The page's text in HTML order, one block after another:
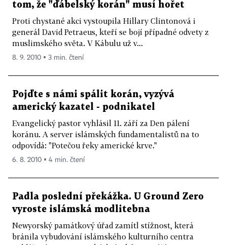
tom, že "ďábelský korán" musí hořet
Proti chystané akci vystoupila Hillary Clintonová i
generál David Petraeus, kteří se bojí případné odvety z
muslimského světa. V Kábulu už v...
8. 9. 2010 ▪ 3 min. čtení
Pojďte s námi spálit korán, vyzývá
americký kazatel - podnikatel
Evangelický pastor vyhlásil 11. září za Den pálení
koránu. A server islámských fundamentalistů na to
odpovídá: "Potečou řeky americké krve."
6. 8. 2010 ▪ 4 min. čtení
Padla poslední překážka. U Ground Zero
vyroste islámská modlitebna
Newyorský památkový úřad zamítl stížnost, která
bránila vybudování islámského kulturního centra